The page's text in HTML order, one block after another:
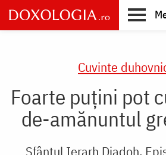
Skip
to
main
Cuvinte
Foarte puțini pot
de-amănuntul
Sfântul Ierarh Diadoh,